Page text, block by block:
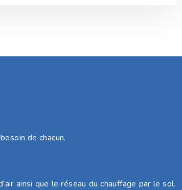
de chacun.
ainsi que le réseau du chauffage par le sol.